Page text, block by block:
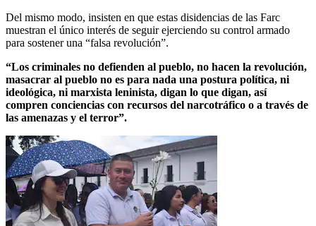
Del mismo modo, insisten en que estas disidencias de las Farc
muestran el único interés de seguir ejerciendo su control armado
para sostener una “falsa revolución”.
“Los criminales no defienden al pueblo, no hacen la revolución,
masacrar al pueblo no es para nada una postura política, ni
ideológica, ni marxista leninista, digan lo que digan, así
compren conciencias con recursos del narcotráfico o a través de
las amenazas y el terror”.